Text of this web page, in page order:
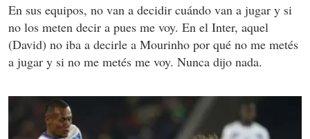
En sus equipos, no van a decidir cuándo van a jugar y si
no los meten decir a pues me voy. En el Inter, aquel
(David) no iba a decirle a Mourinho por qué no me metés
a jugar y si no me metés me voy. Nunca dijo nada.